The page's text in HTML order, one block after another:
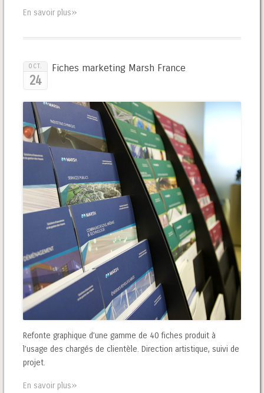
En savoir plus»
OCT.
24
Fiches marketing Marsh France
Refonte graphique d’une gamme de 40 fiches produit à
l’usage des chargés de clientèle. Direction artistique, suivi de
projet.
En savoir plus»